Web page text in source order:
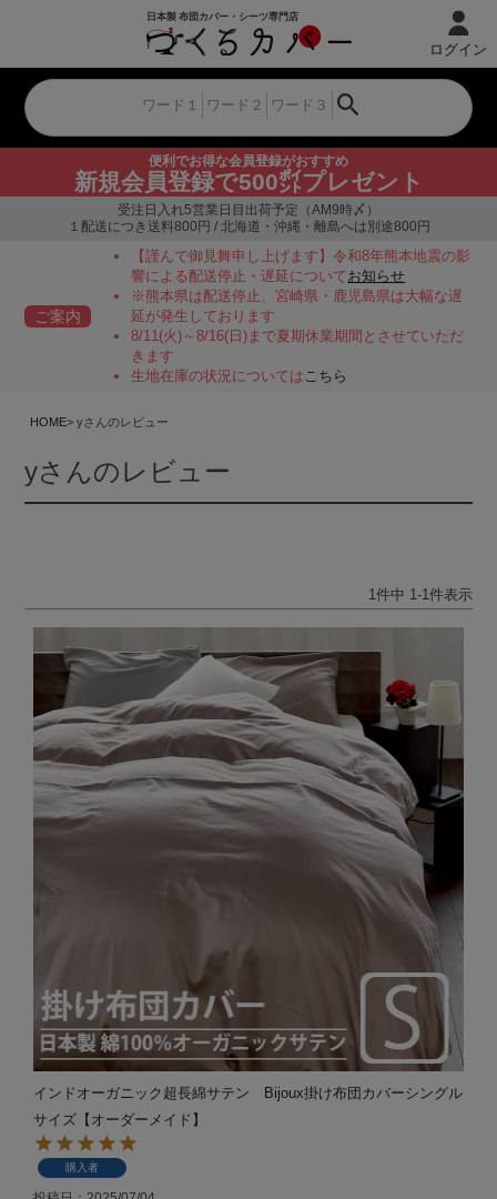
便利でお得な会員登録がおすすめ
新規会員登録で500㌽プレゼント
ログイン
受注日入れ5営業日目出荷予定（AM9時〆）
１配送につき送料800円 / 北海道・沖縄・離島へは別途800円
ご案内
【謹んで御見舞申し上げます】令和8年熊本地震の影
響による配送停止・遅延についてお知らせ
※熊本県は配送停止、宮崎県・鹿児島県は大幅な遅
延が発生しております
8/11(火)～8/16(日)まで夏期休業期間とさせていただ
きます
生地在庫の状況についてはこちら
HOME yさんのレビュー
yさんのレビュー
1件中 1-1件表示
インドオーガニック超長綿サテン Bijoux掛け布団カバーシングル
サイズ【オーダーメイド】
購入者